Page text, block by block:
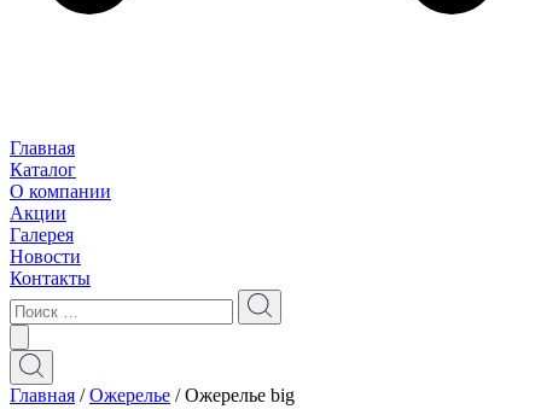
Главная
Каталог
О компании
Акции
Галерея
Новости
Контакты
Главная /Ожерелье / Ожерелье big